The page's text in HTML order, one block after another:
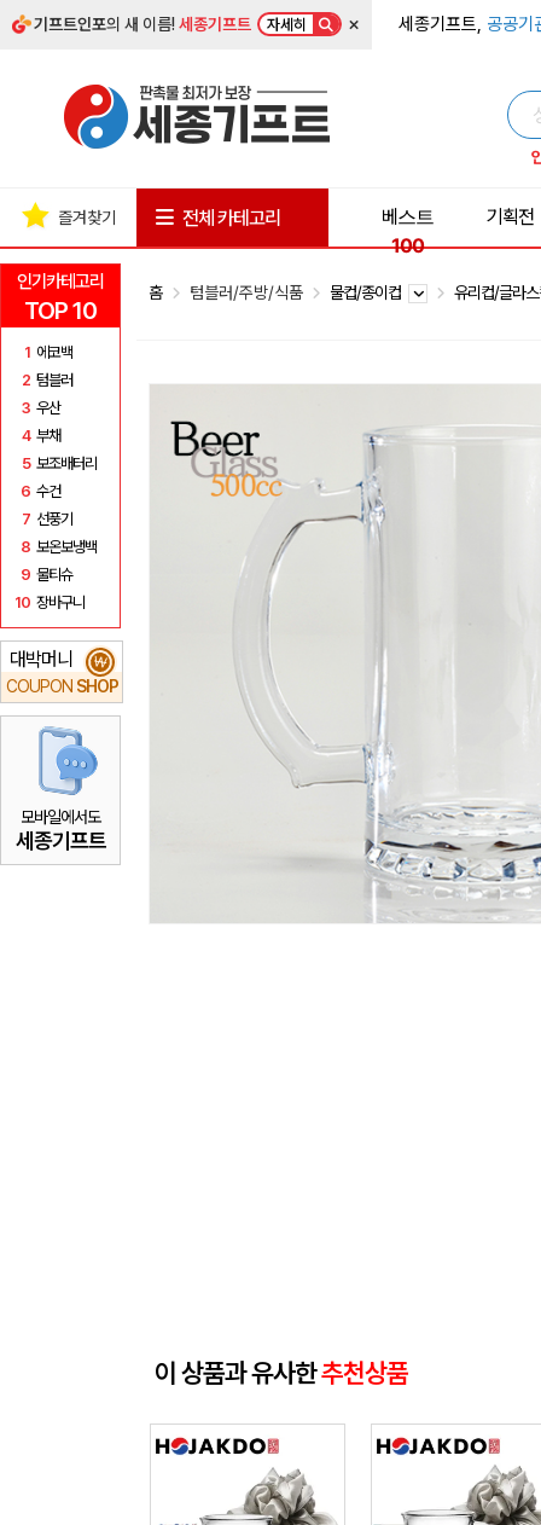
기프트인포의 새 이름!세종기프트 자세히 × 세종기프트, 공공기
인기카테고리
TOP 10
1 에코백
2 텀블러
3 우산
4 부채
5 보조배터리
6 수건
7 선풍기
8 보온보냉백
9 물티슈
10 장바구니
대박머니
COUPON SHOP
₩
모바일에서도
세종기프트
즐겨찾기 전체 카테고리
베스트
100
기획전
홈 텀블러/주방/식품 물컵/종이컵 유리컵/글라
이 상품과 유사한추천상품